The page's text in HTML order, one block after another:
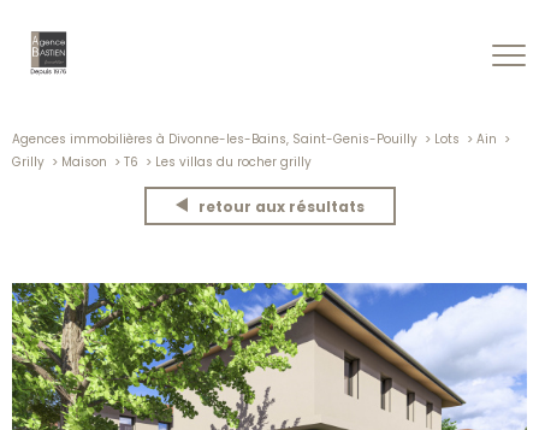
Agences immobilières à Divonne-les-Bains, Saint-Genis-Pouilly Lots
Ain
Grilly
Maison T6 Les villas du rocher grilly
retour aux résultats